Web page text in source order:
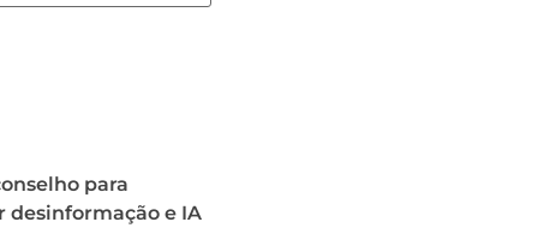
para
desinformação e IA